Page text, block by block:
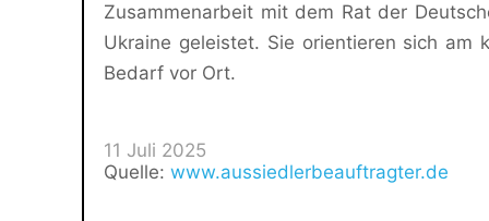
Zusammenarbeit mit dem Rat der
Ukraine geleistet. Sie orientieren sich am
Bedarf vor Ort.
11 Juli 2025
Quelle: www.aussiedlerbeauftragter.de